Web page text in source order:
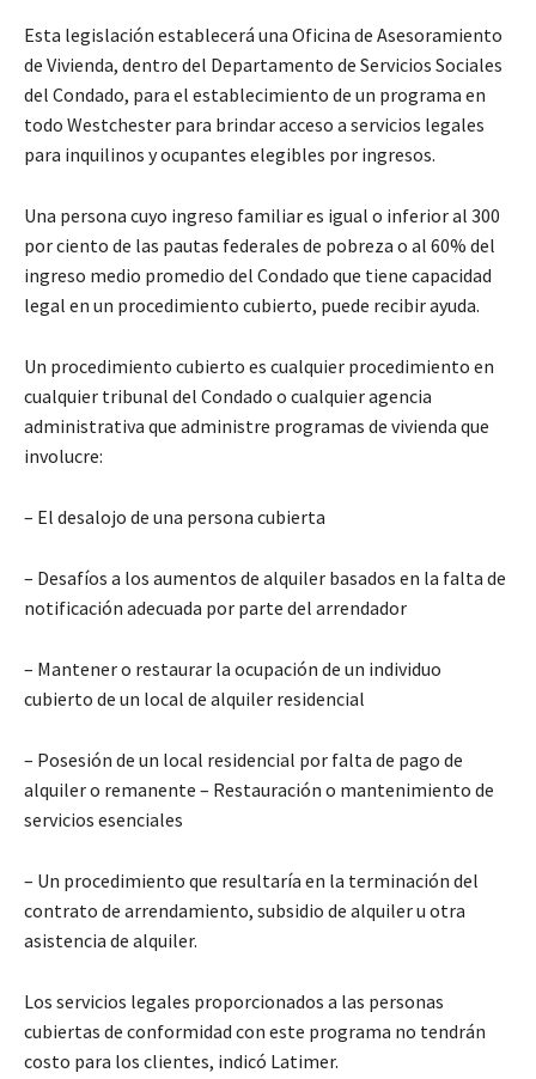
Esta legislación establecerá una Oficina de Asesoramiento
de Vivienda, dentro del Departamento de Servicios Sociales
del Condado, para el establecimiento de un programa en
todo Westchester para brindar acceso a servicios legales
para inquilinos y ocupantes elegibles por ingresos.
Una persona cuyo ingreso familiar es igual o inferior al 300
por ciento de las pautas federales de pobreza o al 60% del
ingreso medio promedio del Condado que tiene capacidad
legal en un procedimiento cubierto, puede recibir ayuda.
Un procedimiento cubierto es cualquier procedimiento en
cualquier tribunal del Condado o cualquier agencia
administrativa que administre programas de vivienda que
involucre:
– El desalojo de una persona cubierta
– Desafíos a los aumentos de alquiler basados en la falta de
notificación adecuada por parte del arrendador
– Mantener o restaurar la ocupación de un individuo
cubierto de un local de alquiler residencial
– Posesión de un local residencial por falta de pago de
alquiler o remanente – Restauración o mantenimiento de
servicios esenciales
– Un procedimiento que resultaría en la terminación del
contrato de arrendamiento, subsidio de alquiler u otra
asistencia de alquiler.
Los servicios legales proporcionados a las personas
cubiertas de conformidad con este programa no tendrán
costo para los clientes, indicó Latimer.